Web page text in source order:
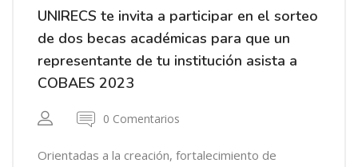
UNIRECS te invita a participar en el sorteo
de dos becas académicas para que un
representante de tu institución asista a
COBAES 2023
0 Comentarios
Orientadas a la creación, fortalecimiento de